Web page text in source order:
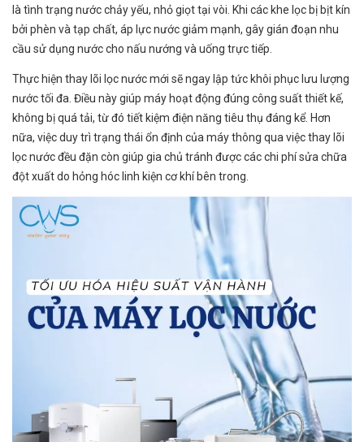
là tình trạng nước chảy yếu, nhỏ giọt tại vòi. Khi các khe lọc bị bịt kín
bởi phèn và tạp chất, áp lực nước giảm mạnh, gây gián đoạn nhu
cầu sử dụng nước cho nấu nướng và uống trực tiếp.
Thực hiện thay lõi lọc nước mới sẽ ngay lập tức khôi phục lưu lượng
nước tối đa. Điều này giúp máy hoạt động đúng công suất thiết kế,
không bị quá tải, từ đó tiết kiệm điện năng tiêu thụ đáng kể. Hơn
nữa, việc duy trì trạng thái ổn định của máy thông qua việc thay lõi
lọc nước đều đặn còn giúp gia chủ tránh được các chi phí sửa chữa
đột xuất do hỏng hóc linh kiện cơ khí bên trong.